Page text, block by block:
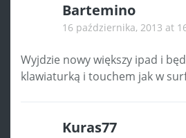
Bartemino
16 października, 2013 at
Wyjdzie nowy większy ipad i
klawiaturką i touchem jak w
Kuras77